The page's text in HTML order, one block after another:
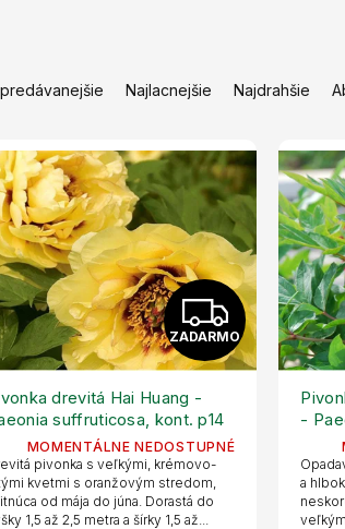
Najlacnejšie Najdrahšie
Z
A
A
ZADARMO
drevitá Hai Huang -
suffruticosa, kont. p14
MOMENTÁLNE NEDOSTUPNÉ
pivonka s veľkými, krémovo-
kvetmi s oranžovým stredom,
od mája do júna. Dorastá do
1,5 až 2,5 metra a šírky 1,5 až...
-
a